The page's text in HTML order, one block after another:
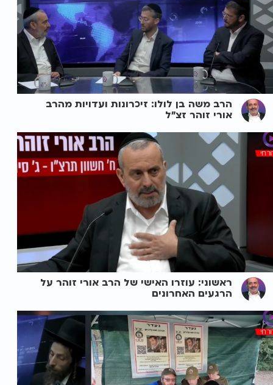
הרב משה בן לולו: זיכרונות ועדויות מהרב
אורי זוהר זצ"ל
ראשוני: עוזרו האישי של הרב אורי זוהר על
הרגעים האחרונים